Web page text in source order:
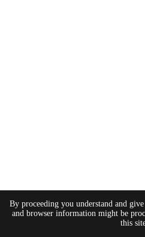
By proceeding you understand and
and browser information might be
this